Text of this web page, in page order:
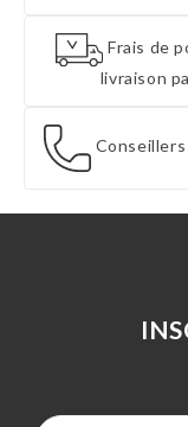
Frais de
livraison